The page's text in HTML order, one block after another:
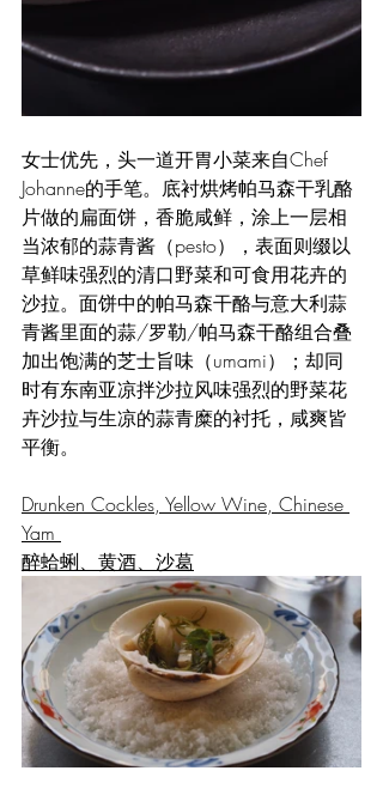
女士优先，头一道开胃小菜来自Chef
Johanne的手笔。底衬烘烤帕马森干乳酪
片做的扁面饼，香脆咸鲜，涂上一层相
当浓郁的蒜青酱（pesto），表面则缀以
草鲜味强烈的清口野菜和可食用花卉的
沙拉。面饼中的帕马森干酪与意大利蒜
青酱里面的蒜/罗勒/帕马森干酪组合叠
加出饱满的芝士旨味（umami）；却同
时有东南亚凉拌沙拉风味强烈的野菜花
卉沙拉与生凉的蒜青糜的衬托，咸爽皆
平衡。
Drunken Cockles, Yellow Wine, Chinese
Yam
醉蛤蜊、黄酒、沙葛